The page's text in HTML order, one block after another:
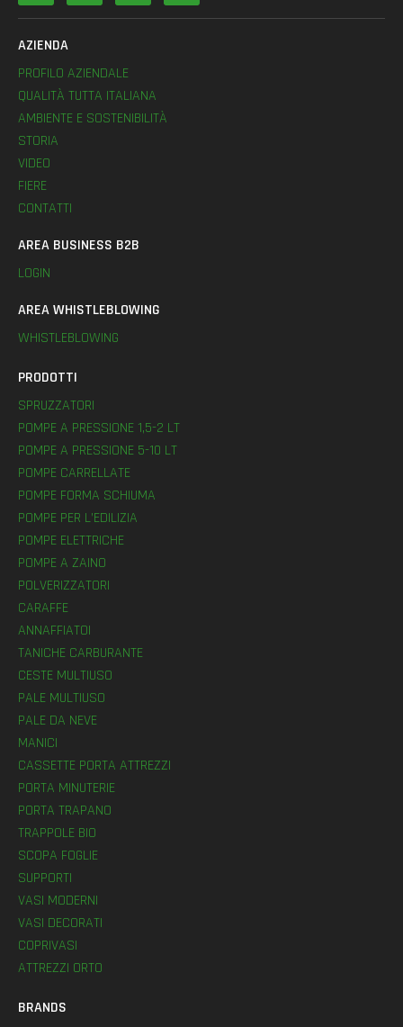
AZIENDA
PROFILO AZIENDALE
QUALITÀ TUTTA ITALIANA
AMBIENTE E SOSTENIBILITÀ
STORIA
VIDEO
FIERE
CONTATTI
AREA BUSINESS B2B
LOGIN
AREA WHISTLEBLOWING
WHISTLEBLOWING
PRODOTTI
SPRUZZATORI
POMPE A PRESSIONE 1,5-2 LT
POMPE A PRESSIONE 5-10 LT
POMPE CARRELLATE
POMPE FORMA SCHIUMA
POMPE PER L’EDILIZIA
POMPE ELETTRICHE
POMPE A ZAINO
POLVERIZZATORI
CARAFFE
ANNAFFIATOI
TANICHE CARBURANTE
CESTE MULTIUSO
PALE MULTIUSO
PALE DA NEVE
MANICI
CASSETTE PORTA ATTREZZI
PORTA MINUTERIE
PORTA TRAPANO
TRAPPOLE BIO
SCOPA FOGLIE
SUPPORTI
VASI MODERNI
VASI DECORATI
COPRIVASI
ATTREZZI ORTO
BRANDS